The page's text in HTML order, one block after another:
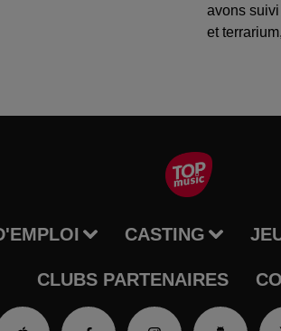
avons
et
CASTING
CLUBS PARTENAIRES